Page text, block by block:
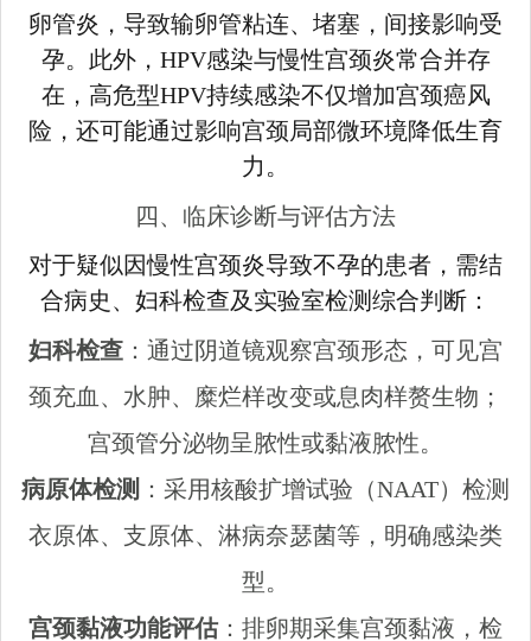
卵管炎，导致输卵管粘连、堵塞，间接影响受
孕。此外，HPV感染与慢性宫颈炎常合并存
在，高危型HPV持续感染不仅增加宫颈癌风
险，还可能通过影响宫颈局部微环境降低生育
力。
四、临床诊断与评估方法
对于疑似因慢性宫颈炎导致不孕的患者，需结
合病史、妇科检查及实验室检测综合判断：
妇科检查 ：通过阴道镜观察宫颈形态，可见宫
颈充血、水肿、糜烂样改变或息肉样赘生物；
宫颈管分泌物呈脓性或黏液脓性。
病原体检测
：采用核酸扩增试验（NAAT）检测
衣原体、支原体、淋病奈瑟菌等，明确感染类
型。
宫颈黏液功能评估：排卵期采集宫颈黏液，检